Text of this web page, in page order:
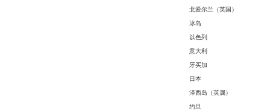
北爱尔兰（英国）
冰岛
以色列
意大利
牙买加
日本
泽西岛（英属）
约旦